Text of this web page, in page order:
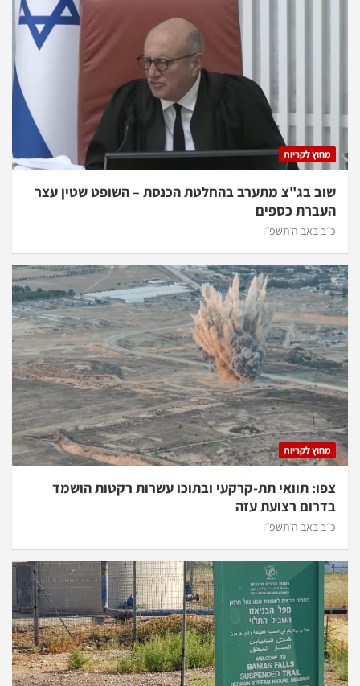
מחוץ לקריות
שוב בג"צ מתערב בהחלטת הכנסת – השופט שטין עצר
העברת כספים
כ״ב באב ה׳תשפ״ו
מחוץ לקריות
צפו: תוואי תת-קרקעי ובתוכו עשרות רקטות הושמד
בדרום רצועת עזה
כ״ב באב ה׳תשפ״ו